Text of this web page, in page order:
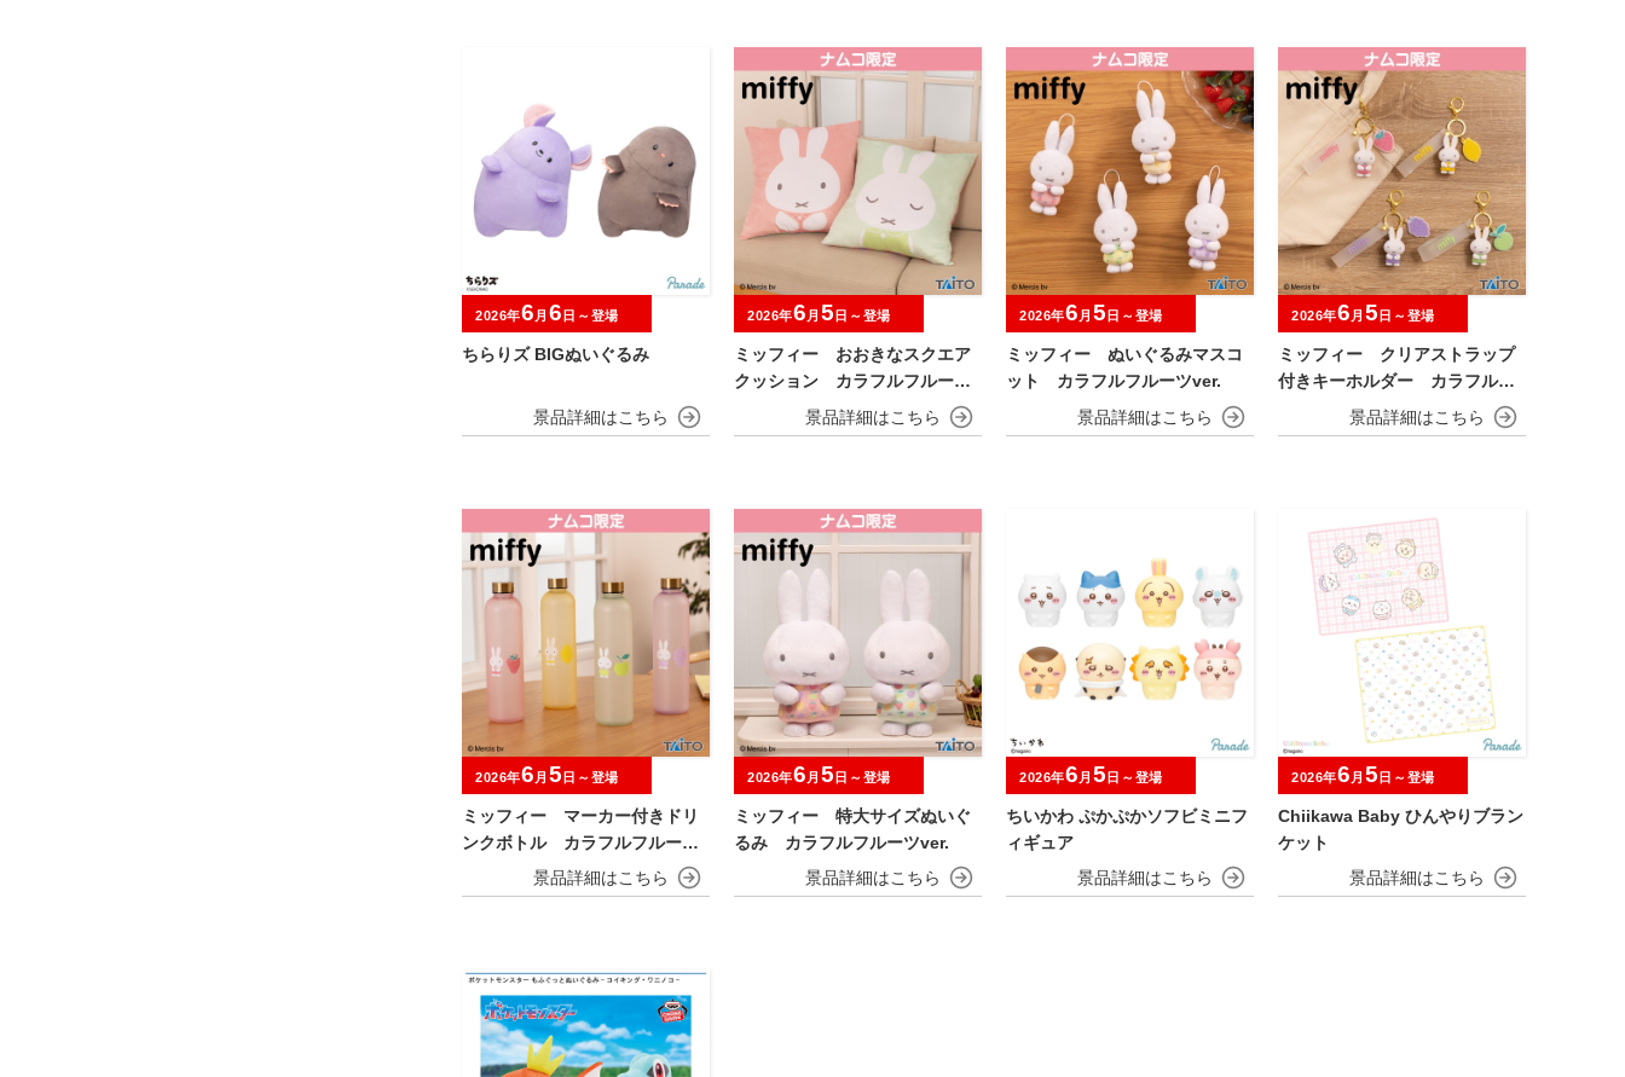
ちらりズ BIGぬいぐるみ
2026年6 月 6 日～登場
ミッフィー おおきなスクエア
クッション カラフルフルーツv
2026年6 月 5 日～登場
ミッフィー ぬいぐるみマスコ
ット カラフルフルーツver.
2026年6 月 5 日～登場
ミッフィー クリアストラップ
付きキーホルダー カラフルフ
ルーツver.
2026年6 月 5 日～登場
ミッフィー マーカー付きドリ
ンクボトル カラフルフルーツv
2026年6 月 5 日～登場
ミッフィー 特大サイズぬいぐ
るみ カラフルフルーツver.
2026年6 月 5 日～登場
ちいかわ ぷかぷかソフビミニフ
ィギュア
2026年6 月 5 日～登場
Chiikawa Baby ひんやりブラン
ケット
2026年6 月 5 日～登場